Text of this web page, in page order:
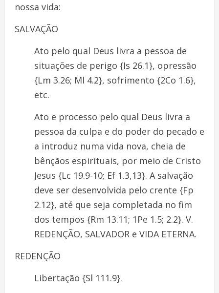
nossa vida:
SALVAÇÃO
Ato pelo qual Deus livra a pessoa de
situações de perigo {Is 26.1}, opressão
{Lm 3.26; Ml 4.2}, sofrimento {2Co 1.6},
etc.
Ato e processo pelo qual Deus livra a
pessoa da culpa e do poder do pecado e
a introduz numa vida nova, cheia de
bênçãos espirituais, por meio de Cristo
Jesus {Lc 19.9-10; Ef 1.3,13}. A salvação
deve ser desenvolvida pelo crente {Fp
2.12}, até que seja completada no fim
dos tempos {Rm 13.11; 1Pe 1.5; 2.2}. V.
REDENÇÃO, SALVADOR e VIDA ETERNA.
REDENÇÃO
Libertação {Sl 111.9}.